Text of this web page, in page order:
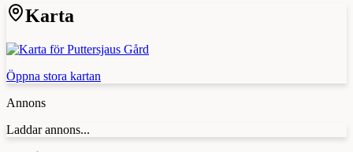
Karta
Öppna stora kartan
Annons
Laddar annons...